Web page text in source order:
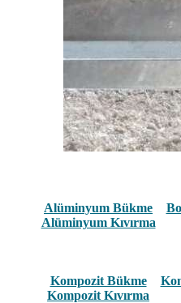
Alüminyum Bükme
Alüminyum Kıvırma
Kompozit Bükme
Kompozit Kıvırma